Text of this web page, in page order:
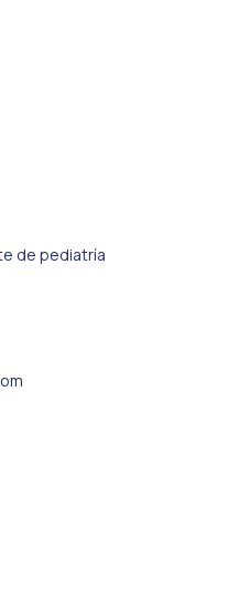
de pediatría